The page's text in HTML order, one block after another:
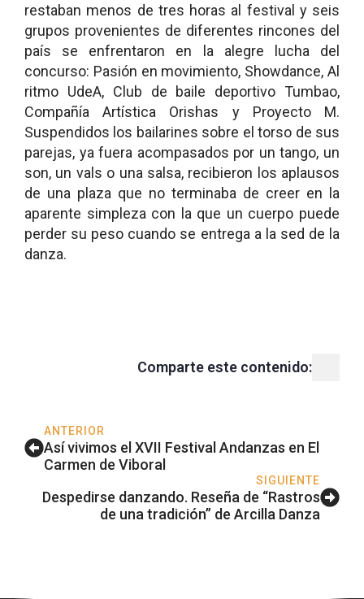
restaban menos de tres horas al festival y seis
grupos provenientes de diferentes rincones del
país se enfrentaron en la alegre lucha del
concurso: Pasión en movimiento, Showdance, Al
ritmo UdeA, Club de baile deportivo Tumbao,
Compañía Artística Orishas y Proyecto M.
Suspendidos los bailarines sobre el torso de sus
parejas, ya fuera acompasados por un tango, un
son, un vals o una salsa, recibieron los aplausos
de una plaza que no terminaba de creer en la
aparente simpleza con la que un cuerpo puede
perder su peso cuando se entrega a la sed de la
danza.
Comparte este contenido:
ANTERIOR
Así vivimos el XVII Festival Andanzas en El
Carmen de Viboral
SIGUIENTE
Despedirse danzando. Reseña de “Rastros
de una tradición” de Arcilla Danza